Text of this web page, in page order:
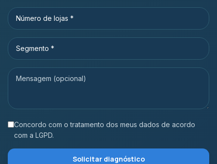
Concordo com o tratamento dos meus dados de acordo
com a LGPD.
Solicitar diagnóstico